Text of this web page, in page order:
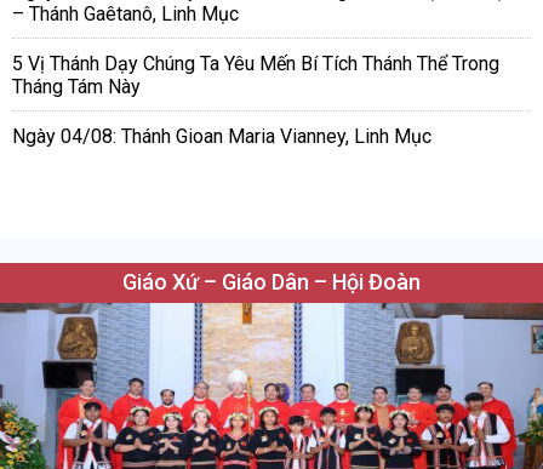
– Thánh Gaêtanô, Linh Mục
5 Vị Thánh Dạy Chúng Ta Yêu Mến Bí Tích Thánh Thể Trong
Tháng Tám Này
Ngày 04/08: Thánh Gioan Maria Vianney, Linh Mục
Giáo Xứ – Giáo Dân – Hội Đoàn